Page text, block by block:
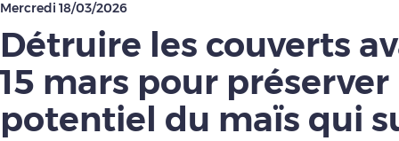
Mercredi 18/03/2026
Détruire les couverts
15 mars pour préserver
potentiel du maïs qui